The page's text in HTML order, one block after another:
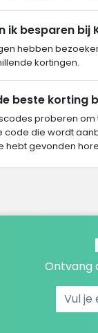
ik besparen bij
hebben
kortingen.
beste korting
proberen
die wordt
hebt gevonden
Ontvang